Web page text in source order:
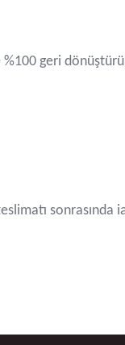
%100 geri
sonrasında